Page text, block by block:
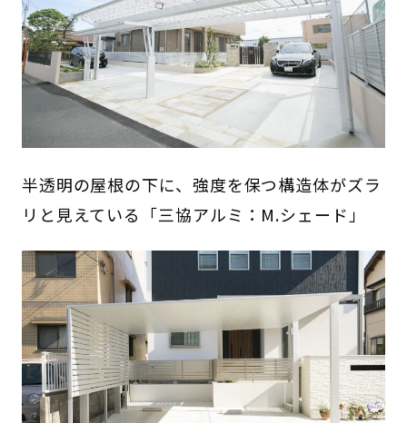
半透明の屋根の下に、強度を保つ構造体がズラ
リと見えている「三協アルミ：M.シェード」